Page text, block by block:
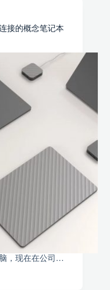
接的概念笔记本
，现在在公司…